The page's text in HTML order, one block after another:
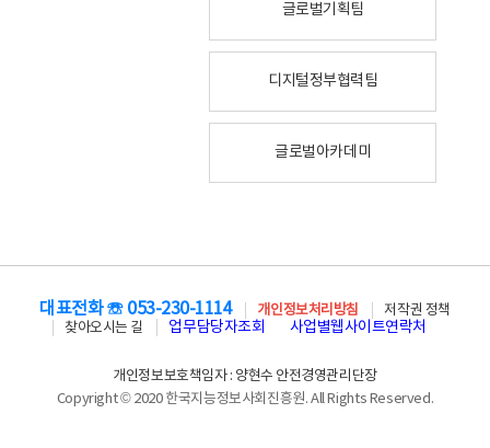
글로벌기획팀
디지털정부협력팀
글로벌아카데미
대표전화 ☏ 053-230-1114 개인정보처리방침
저작권 정책
찾아오시는 길
업무담당자조회 사업별웹사이트연락처
개인정보보호책임자 : 양현수 안전경영관리단장
Copyright © 2020 한국지능정보사회진흥원. All Rights Reserved.